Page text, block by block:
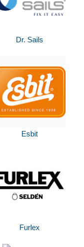
Dr. Sails
Esbit
Furlex